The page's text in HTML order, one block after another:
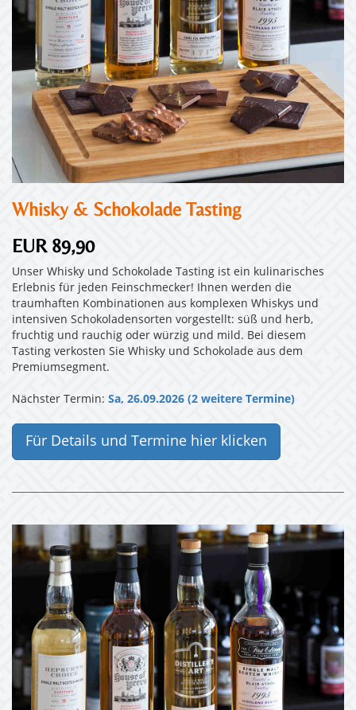
Whisky & Schokolade Tasting
EUR 89,90
Unser Whisky und Schokolade Tasting ist ein kulinarisches
Erlebnis für jeden Feinschmecker! Ihnen werden die
traumhaften Kombinationen aus komplexen Whiskys und
intensiven Schokoladensorten vorgestellt: süß und herb,
fruchtig und rauchig oder würzig und mild. Bei diesem
Tasting verkosten Sie Whisky und Schokolade aus dem
Premiumsegment.
Nächster Termin: Sa, 26.09.2026 (2 weitere Termine)
Für Details und Termine hier klicken